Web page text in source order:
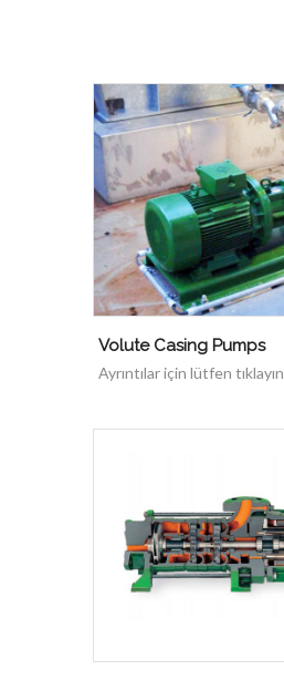
Volute Casing Pumps
Ayrıntılar için lütfen tıklayın